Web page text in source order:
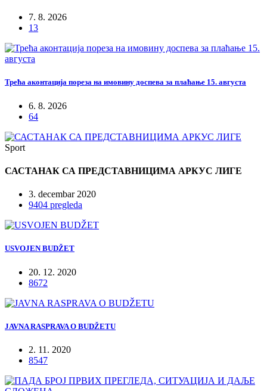
7. 8. 2026
13
Трећа аконтација пореза на имовину доспева за плаћање 15. августа
6. 8. 2026
64
Sport
САСТАНАК СА ПРЕДСТАВНИЦИМА АРКУС ЛИГЕ
3. decembar 2020
9404 pregleda
USVOJEN BUDŽET
20. 12. 2020
8672
JAVNA RASPRAVA O BUDŽETU
2. 11. 2020
8547